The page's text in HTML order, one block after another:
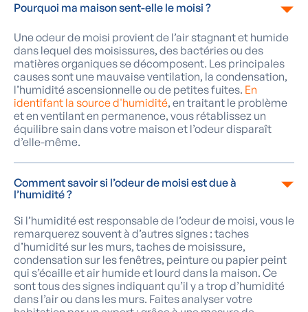
Pourquoi ma maison sent-elle le moisi ?
Une odeur de moisi provient de l’air stagnant et humide
dans lequel des moisissures, des bactéries ou des
matières organiques se décomposent. Les principales
causes sont une mauvaise ventilation, la condensation,
l’humidité ascensionnelle ou de petites fuites. En
identifant la source d'humidité, en traitant le problème
et en ventilant en permanence, vous rétablissez un
équilibre sain dans votre maison et l’odeur disparaît
d’elle-même.
Comment savoir si l’odeur de moisi est due à
l’humidité ?
Si l’humidité est responsable de l’odeur de moisi, vous le
remarquerez souvent à d’autres signes : taches
d’humidité sur les murs, taches de moisissure,
condensation sur les fenêtres, peinture ou papier peint
qui s’écaille et air humide et lourd dans la maison. Ce
sont tous des signes indiquant qu’il y a trop d’humidité
dans l’air ou dans les murs. Faites analyser votre